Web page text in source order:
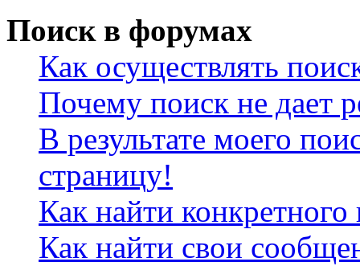
Поиск в форумах
Как осуществлять
Почему поиск не дает
В результате моего
страницу!
Как найти конкретного
Как найти свои